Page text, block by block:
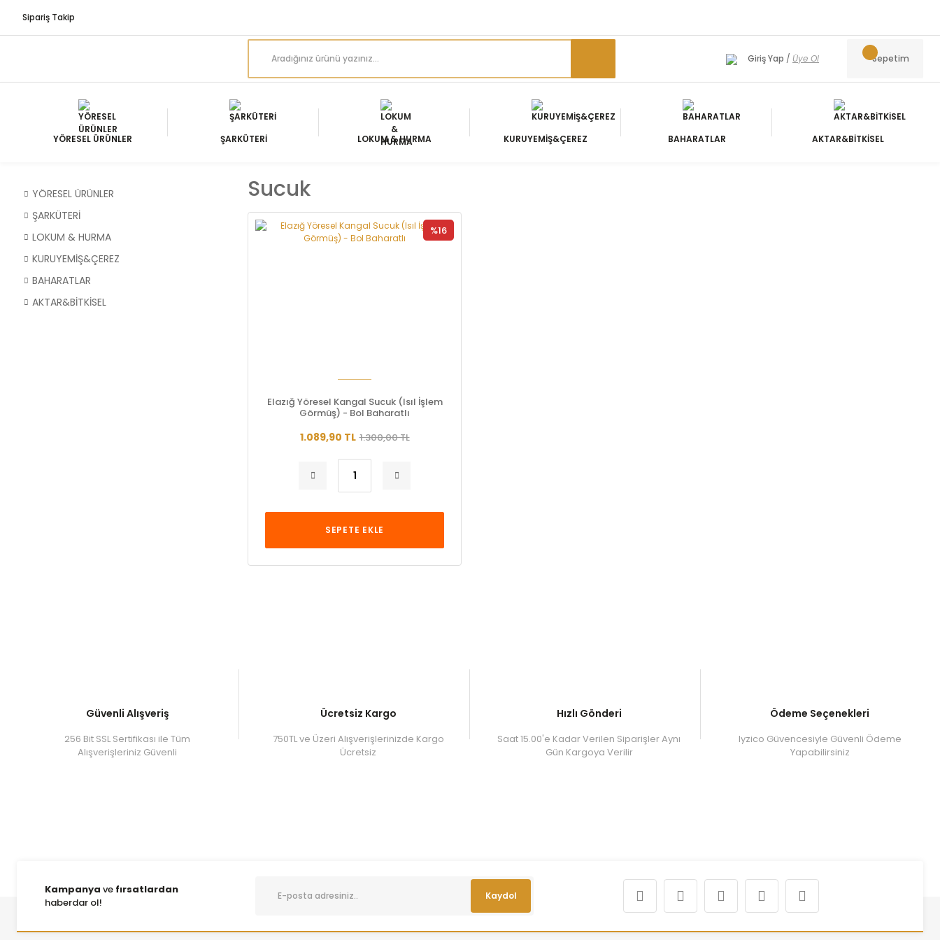
Sipariş Takip
Giriş Yap / Üye Ol Sepetim
YÖRESEL ÜRÜNLER ŞARKÜTERİ LOKUM & HURMA KURUYEMİŞ&ÇEREZ BAHARATLAR AKTAR&BİTKİSEL
YÖRESEL ÜRÜNLER
ŞARKÜTERİ
LOKUM & HURMA
KURUYEMİŞ&ÇEREZ
BAHARATLAR
AKTAR&BİTKİSEL
Sucuk
%16
Elazığ Yöresel Kangal Sucuk (Isıl İşlem
Görmüş) - Bol Baharatlı
1.089,90 TL 1.300,00 TL
SEPETE EKLE
Güvenli Alışveriş
256 Bit SSL Sertifikası ile Tüm
Alışverişleriniz Güvenli
Ücretsiz Kargo
750TL ve Üzeri Alışverişlerinizde Kargo
Ücretsiz
Hızlı Gönderi
Saat 15.00'e Kadar Verilen Siparişler Aynı
Gün Kargoya Verilir
Ödeme Seçenekleri
Iyzico Güvencesiyle Güvenli Ödeme
Yapabilirsiniz
Kampanya ve fırsatlardan
haberdar ol!
Kaydol